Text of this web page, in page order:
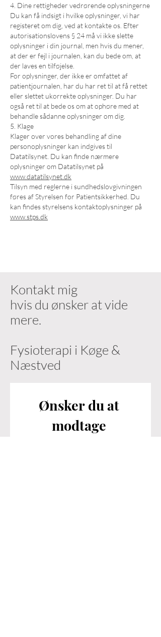
4. Dine rettigheder vedrørende oplysningerne
Du kan få indsigt i hvilke oplysninger, vi har
registeret om dig, ved at kontakte os. Efter
autorisationslovens § 24 må vi ikke slette
oplysninger i din journal, men hvis du mener,
at der er fejl i journalen, kan du bede om, at
der laves en tilføjelse.
For oplysninger, der ikke er omfattet af
patientjournalen, har du har ret til at få rettet
eller slettet ukorrekte oplysninger. Du har
også ret til at bede os om at ophøre med at
behandle sådanne oplysninger om dig.
5. Klage
Klager over vores behandling af dine
personoplysninger kan indgives til
Datatilsynet. Du kan finde nærmere
oplysninger om Datatilsynet på
www.datatilsynet.dk
Tilsyn med reglerne i sundhedslovgivningen
føres af Styrelsen for Patientsikkerhed. Du
kan findes styrelsens kontaktoplysninger på
www.stps.dk
Kontakt mig
hvis du ønsker at vide
mere.
Fysioterapi i Køge &
Næstved
Ønsker du at
modtage